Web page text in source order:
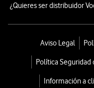
¿Quieres ser distribuidor
Aviso Legal
Política
Información a